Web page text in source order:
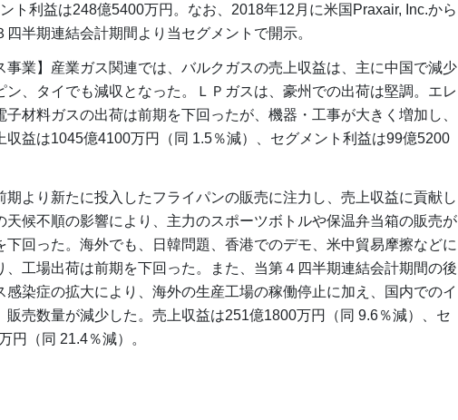
ト利益は248億5400万円。なお、2018年12月に米国Praxair, Inc.から
半期連結会計期間より当セグメントで開示。
事業】産業ガス関連では、バルクガスの売上収益は、主に中国で減少
ン、タイでも減収となった。ＬＰガスは、豪州での出荷は堅調。エレ
材料ガスの出荷は前期を下回ったが、機器・工事が大きく増加し、
収益は1045億4100万円（同 1.5％減）、セグメント利益は99億5200
期より新たに投入したフライパンの販売に注力し、売上収益に貢献し
天候不順の影響により、主力のスポーツボトルや保温弁当箱の販売が
下回った。海外でも、日韓問題、香港でのデモ、米中貿易摩擦などに
、工場出荷は前期を下回った。また、当第４四半期連結会計期間の後
染症の拡大により、海外の生産工場の稼働停止に加え、国内でのイ
販売数量が減少した。売上収益は251億1800万円（同 9.6％減）、セ
円（同 21.4％減）。